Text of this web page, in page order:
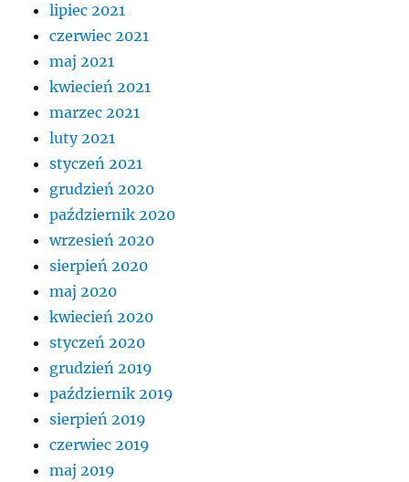
lipiec 2021
czerwiec 2021
maj 2021
kwiecień 2021
marzec 2021
luty 2021
styczeń 2021
grudzień 2020
październik 2020
wrzesień 2020
sierpień 2020
maj 2020
kwiecień 2020
styczeń 2020
grudzień 2019
październik 2019
sierpień 2019
czerwiec 2019
maj 2019